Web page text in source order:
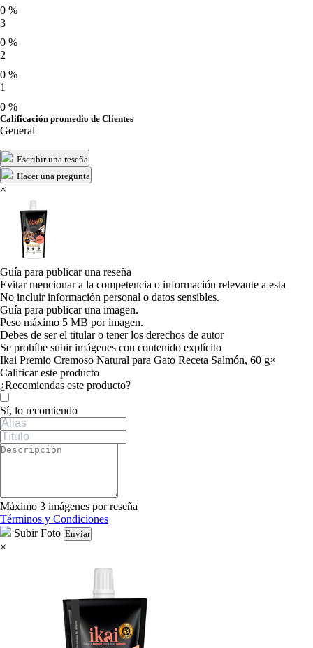
0 %
3
0 %
2
0 %
1
0 %
Calificación promedio de Clientes
General
Escribir una reseña
Hacer una pregunta
×
Guía para publicar una reseña
Evitar mencionar a la competencia o información relevante a esta
No incluir información personal o datos sensibles.
Guía para publicar una imagen.
Peso máximo 5 MB por imagen.
Debes de ser el titular o tener los derechos de autor
Se prohíbe subir imágenes con contenido explícito
Ikai Premio Cremoso Natural para Gato Receta Salmón, 60 g×
Calificar este producto
Tu valoración
¿Recomiendas este producto?
Sí, lo recomiendo
Máximo 3 imágenes por reseña
Términos y Condiciones
Subir Foto Enviar
×